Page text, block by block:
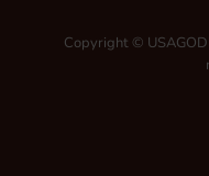
Copyright ©